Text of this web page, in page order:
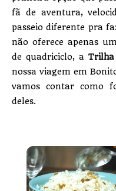
fã de aventura,
passeio diferente pra
não oferece apenas
de quadriciclo, aTrilha
nossa viagem em
vamos contar como
deles.